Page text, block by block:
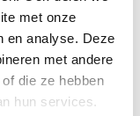
met onze
en analyse. Deze
met andere
die ze hebben
hun services.
SKU